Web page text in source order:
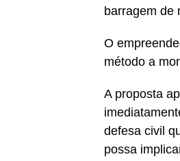
barragem de
O
método a
A proposta
defesa civil
possa